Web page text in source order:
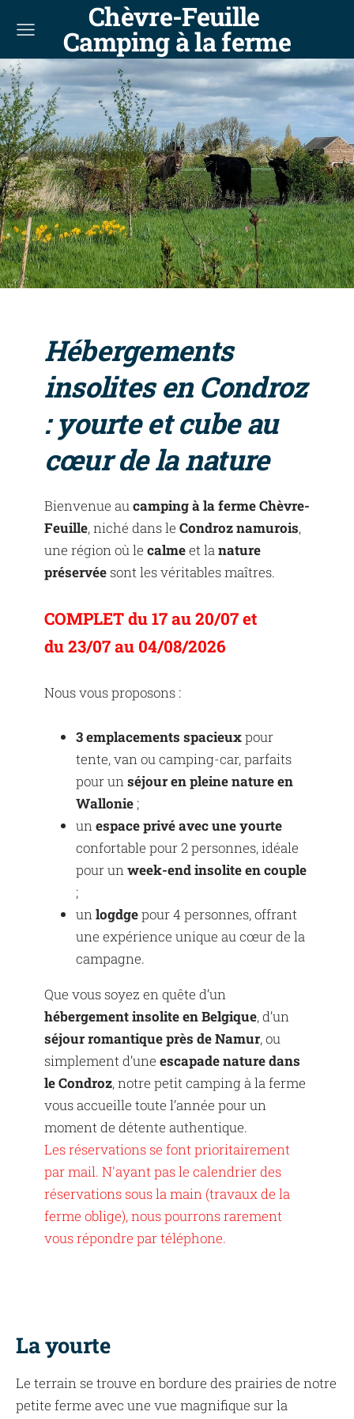
Chèvre-Feuille
Camping à la ferme
Hébergements
insolites en Condroz
: yourte et cube au
cœur de la nature
Bienvenue aucamping à la ferme Chèvre-
Feuille, niché dans le Condroz namurois,
une région où le calmeet lanature
préservéesont les véritables maîtres.
COMPLET du 17 au 20/07 et
du 23/07 au 04/08/2026
Nous vous proposons :
3 emplacements spacieuxpour
tente, van ou camping-car, parfaits
pour unséjour en pleine nature en
Wallonie;
unespace privé avec une yourte
confortable pour 2 personnes, idéale
pour unweek-end insolite en couple
;
unlogdgepour 4 personnes, offrant
une expérience unique au cœur de la
campagne.
Que vous soyez en quête d’un
hébergement insolite en Belgique, d’un
séjour romantique près de Namur, ou
simplement d’une escapade nature dans
le Condroz, notre petit camping à la ferme
vous accueille toute l’année pour un
moment de détente authentique.
Les réservations se font prioritairement
par mail. N'ayant pas le calendrier des
réservations sous la main (travaux de la
ferme oblige), nous pourrons rarement
vous répondre par téléphone.
La yourte
Le terrain se trouve en bordure des prairies de notre
petite ferme avec une vue magnifique sur la